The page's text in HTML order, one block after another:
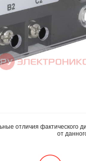
отличия фактического
от